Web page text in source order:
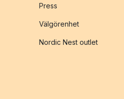
Press
Välgörenhet
Nordic Nest outlet